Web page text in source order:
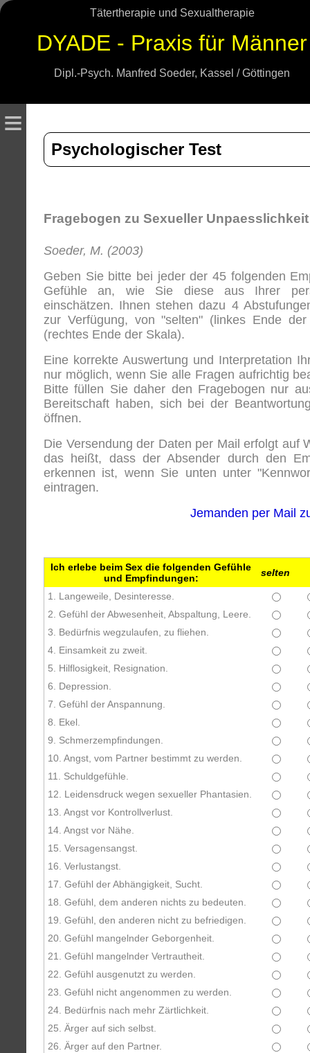
Tätertherapie und Sexualtherapie
DYADE - Praxis für Männer
Dipl.-Psych. Manfred Soeder, Kassel / Göttingen
≡
Psychologischer Test
Fragebogen zu Sexueller Unpaesslichkeit
Soeder, M. (2003)
Geben Sie bitte bei jeder der 45 folgenden
Gefühle an, wie Sie diese aus Ihrer
einschätzen. Ihnen stehen dazu 4
zur Verfügung, von "selten" (linkes Ende
(rechtes Ende der Skala).
Eine korrekte Auswertung und Interpretation
nur möglich, wenn Sie alle Fragen aufrichtig
Bitte füllen Sie daher den Fragebogen nur
Bereitschaft haben, sich bei der
öffnen.
Die Versendung der Daten per Mail erfolgt auf
das heißt, dass der Absender durch den
erkennen ist, wenn Sie unten unter
eintragen.
Jemanden per Mail
Ich erlebe beim Sex die folgenden Gefühle
und Empfindungen:
selten
1. Langeweile, Desinteresse.
2. Gefühl der Abwesenheit, Abspaltung, Leere.
3. Bedürfnis wegzulaufen, zu fliehen.
4. Einsamkeit zu zweit.
5. Hilflosigkeit, Resignation.
6. Depression.
7. Gefühl der Anspannung.
8. Ekel.
9. Schmerzempfindungen.
10. Angst, vom Partner bestimmt zu werden.
11. Schuldgefühle.
12. Leidensdruck wegen sexueller Phantasien.
13. Angst vor Kontrollverlust.
14. Angst vor Nähe.
15. Versagensangst.
16. Verlustangst.
17. Gefühl der Abhängigkeit, Sucht.
18. Gefühl, dem anderen nichts zu bedeuten.
19. Gefühl, den anderen nicht zu befriedigen.
20. Gefühl mangelnder Geborgenheit.
21. Gefühl mangelnder Vertrautheit.
22. Gefühl ausgenutzt zu werden.
23. Gefühl nicht angenommen zu werden.
24. Bedürfnis nach mehr Zärtlichkeit.
25. Ärger auf sich selbst.
26. Ärger auf den Partner.